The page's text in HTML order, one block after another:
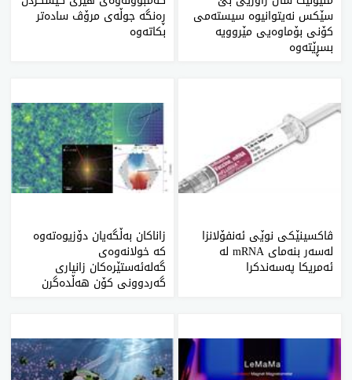
سێکس نەیتوانیوە سیستەمی
کۆنی بۆماوەیی مێروویە
بسڕێتەوە
ڕەنگە جوڵەی مرۆڤ سادەتر
بکاتەوە
ڤاکسینێکی نوێی ئەنفۆلانزا
لەسەر بنەمای mRNA لە
ئەمریکا پەسەندکرا
زاناکان بەڵگەیان دۆزیوەتەوە
کە خولانەوەی
گەلەئەستێرەکان زانیاری
گەردوونی کۆن هەڵدەگرن